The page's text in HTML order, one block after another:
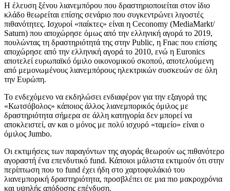
H έλευση ξένου λιανεμπόρου που δραστηριοποιείται στον ίδιο
κλάδο θεωρείται επίσης σενάριο που συγκεντρώνει λιγοστές
πιθανότητες. Ισχυροί «παίκτες» είναι η Ceconomy (MediaMarkt/
Saturn) που αποχώρησε όμως από την ελληνική αγορά το 2019,
πουλώντας τη δραστηριότητά της στην Public, η Fnac που επίσης
αποχώρησε από την ελληνική αγορά το 2010, ενώ η Euronics
αποτελεί ευρωπαϊκό όμιλο οικονομικού σκοπού, αποτελούμενη
από μεμονωμένους λιανεμπόρους ηλεκτρικών συσκευών σε όλη
την Ευρώπη.
Το ενδεχόμενο να εκδηλώσει ενδιαφέρον για την εξαγορά της
«Κωτσόβολος» κάποιος άλλος λιανεμπορικός όμιλος με
δραστηριότητα σήμερα σε άλλη κατηγορία δεν μπορεί να
αποκλειστεί, αν και ο μόνος με πολύ ισχυρό «ταμείο» είναι ο
όμιλος Jumbo.
Οι εκτιμήσεις των παραγόντων της αγοράς θεωρούν ως πιθανότερο
αγοραστή ένα επενδυτικό fund. Κάποιοι μάλιστα εκτιμούν ότι στην
περίπτωση που το fund έχει ήδη στο χαρτοφυλάκιό του
λιανεμπορική δραστηριότητα, προσβλέπει σε μια πιο μακροχρόνια
και υψηλής απόδοσης επένδυση.